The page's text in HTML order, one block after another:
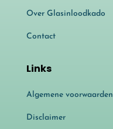
Over Glasinloodkado
Contact
Links
Algemene voorwaarden
Disclaimer